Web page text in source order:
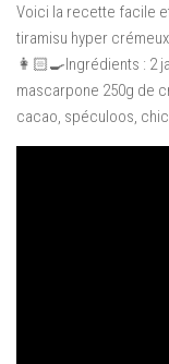
Voici la recette facile
tiramisu hyper
👩🏻‍🍳Ingrédients : 2
mascarpone 250g de
cacao, spéculoos,